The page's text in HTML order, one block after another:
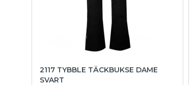
2117 TYBBLE TÄCKBUKSE DAME
SVART